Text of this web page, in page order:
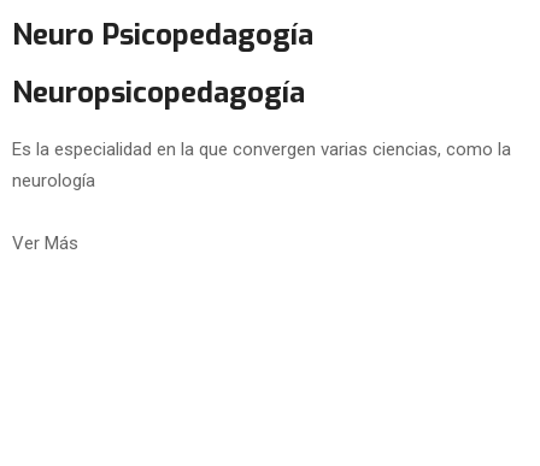
Neuro Psicopedagogía
Neuropsicopedagogía
Es la especialidad en la que convergen varias ciencias, como la
neurología
Ver Más